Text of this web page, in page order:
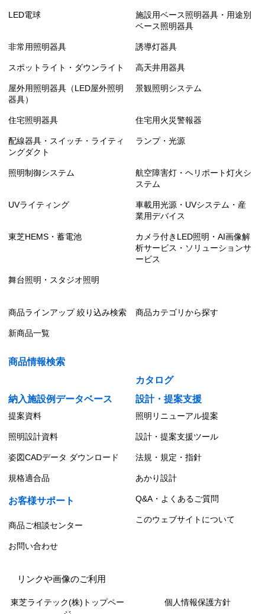
LED電球
施設用ベース照明器具・用途別
ベース照明器具
非常用照明器具 誘導灯器具
スポットライト・ダウンライト 高天井用器具
屋外用照明器具（LED屋外照明
器具）
景観照明システム
住宅照明器具 住宅用火災警報器
配線器具・スイッチ・ライティ
ングダクト
ランプ・光源
照明制御システム
航空障害灯・ヘリポート灯火シ
ステム
UVライティング
車載用光源・UVシステム・産
業用デバイス
東芝HEMS・蓄電池
カメラ付きLED照明・AI画像解
析サービス・ソリューションサ
ービス
舞台照明・スタジオ照明
商品ラインアップ 絞り込み検索 商品カテゴリから探す
新商品一覧
商品情報検索
カタログ
納入施設例データベース
設計・提案支援
提案資料 照明リニューアル提案
照明設計資料 設計・提案支援ツール
姿図CADデータ ダウンロード 法規・規定・指針
規格適合品 あかり設計
お客様サポート Q&A・よくあるご質問
商品ご相談センター
このウェブサイトについて
お問い合わせ
リンクや画像のご利用
東芝ライテック(株)トップペー
個人情報保護方針